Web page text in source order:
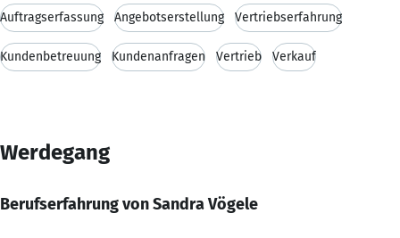
Auftragserfassung Angebotserstellung Vertriebserfahrung
Kundenbetreuung Kundenanfragen Vertrieb Verkauf
Werdegang
Berufserfahrung von Sandra Vögele